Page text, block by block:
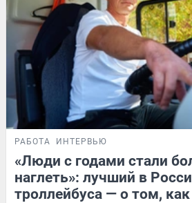
РАБОТА ИНТЕРВЬЮ
«Люди с годами стали
наглеть»: лучший в
троллейбуса — о том,